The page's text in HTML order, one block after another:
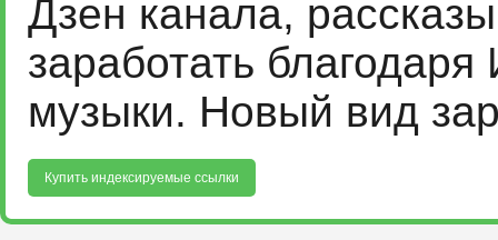
Дзен канала,
заработать
музыки. Новый вид
Купить индексируемые ссылки